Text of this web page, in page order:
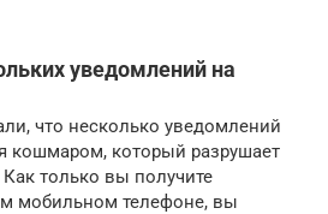
уведомлений на
что несколько уведомлений
кошмаром, который разрушает
только вы получите
мобильном телефоне, вы